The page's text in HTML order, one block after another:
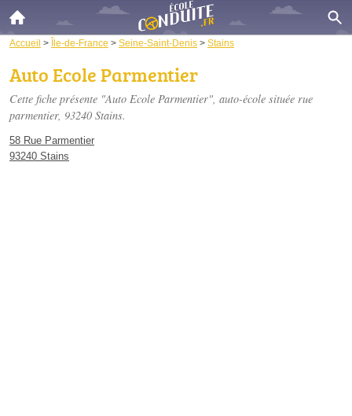
Accueil > Île-de-France > Seine-Saint-Denis > Stains
Auto Ecole Parmentier
Cette fiche présente "Auto Ecole Parmentier", auto-école située rue
parmentier, 93240 Stains.
58 Rue Parmentier
93240 Stains